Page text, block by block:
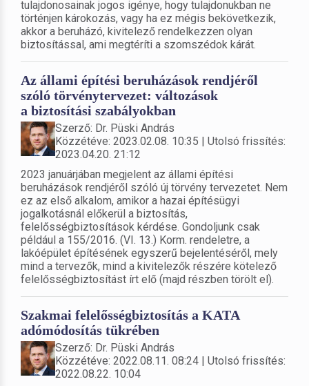
tulajdonosainak jogos igénye, hogy tulajdonukban ne
történjen károkozás, vagy ha ez mégis bekövetkezik,
akkor a beruházó, kivitelező rendelkezzen olyan
biztosítással, ami megtéríti a szomszédok kárát.
Az állami építési beruházások rendjéről
szóló törvénytervezet: változások
a biztosítási szabályokban
Szerző: Dr. Püski András
Közzétéve: 2023.02.08. 10:35 | Utolsó frissítés:
2023.04.20. 21:12
2023 januárjában megjelent az állami építési
beruházások rendjéről szóló új törvény tervezetet. Nem
ez az első alkalom, amikor a hazai építésügyi
jogalkotásnál előkerül a biztosítás,
felelősségbiztosítások kérdése. Gondoljunk csak
például a 155/2016. (VI. 13.) Korm. rendeletre, a
lakóépület építésének egyszerű bejelentéséről, mely
mind a tervezők, mind a kivitelezők részére kötelező
felelősségbiztosítást írt elő (majd részben törölt el).
Szakmai felelősségbiztosítás a KATA
adómódosítás tükrében
Szerző: Dr. Püski András
Közzétéve: 2022.08.11. 08:24 | Utolsó frissítés:
2022.08.22. 10:04